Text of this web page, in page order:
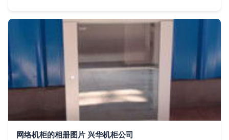
网络机柜的相册图片 兴华机柜公司